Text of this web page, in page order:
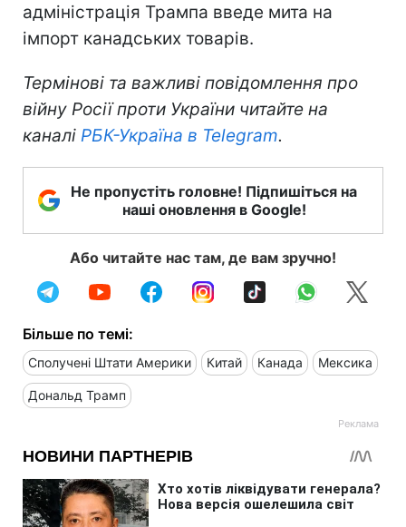
адміністрація Трампа введе мита на
імпорт канадських товарів.
Термінові та важливі повідомлення про
війну Росії проти України читайте на
каналі РБК-Україна в Telegram.
Не пропустіть головне! Підпишіться на
наші оновлення в Google!
Або читайте нас там, де вам зручно!
Більше по темі:
Сполучені Штати Америки Китай Канада Мексика
Дональд Трамп